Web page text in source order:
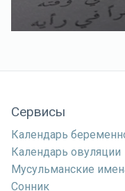
Сервисы
Календарь
Календарь овуляции
Мусульманские
Сонник